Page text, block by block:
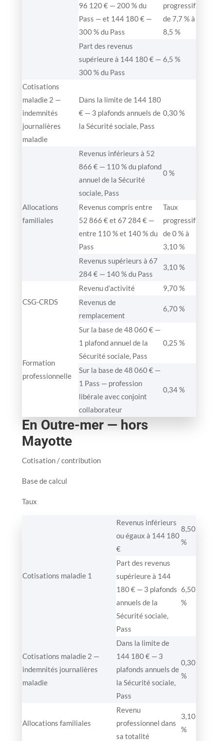
96 120 € — 200 % du
Pass — et 144 180 € —
300 % du Pass
progressif
de 7,7 % à
8,5 %
Part des revenus
supérieure à 144 180 € —
300 % du Pass
6,5 %
Cotisations
maladie 2 —
indemnités
journalières
maladie
Dans la limite de 144 180
€ — 3 plafonds annuels de
la Sécurité sociale, Pass
0,30 %
Allocations
familiales
Revenus inférieurs à 52
866 € — 110 % du plafond
annuel de la Sécurité
sociale, Pass
0 %
Revenus compris entre
52 866 € et 67 284 € —
entre 110 % et 140 % du
Pass
Taux
progressif
de 0 % à
3,10 %
Revenus supérieurs à 67
284 € — 140 % du Pass
3,10 %
CSG-CRDS
Revenu d’activité
9,70 %
Revenus de
remplacement
6,70 %
Formation
professionnelle
Sur la base de 48 060 € —
1 plafond annuel de la
Sécurité sociale, Pass
0,25 %
Sur la base de 48 060 € —
1 Pass — profession
libérale avec conjoint
collaborateur
0,34 %
En Outre-mer — hors
Mayotte
Cotisation / contribution
Base de calcul
Taux
Cotisations maladie 1
Revenus inférieurs
ou égaux à 144 180
€
8,50
%
Part des revenus
supérieure à 144
180 € — 3 plafonds
annuels de la
Sécurité sociale,
Pass
6,50
%
Cotisations maladie 2 —
indemnités journalières
maladie
Dans la limite de
144 180 € — 3
plafonds annuels de
la Sécurité sociale,
Pass
0,30
%
Allocations familiales
Revenu
professionnel dans
sa totalité
3,10
%